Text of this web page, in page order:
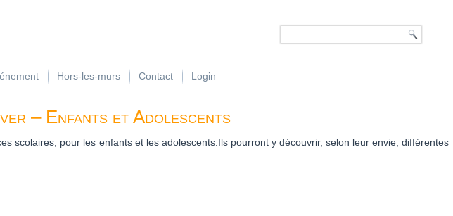
Hors-les-murs Contact Login
– Enfants et Adolescents
scolaires, pour les enfants et les adolescents.Ils pourront y découvrir, selon leur envie, différentes